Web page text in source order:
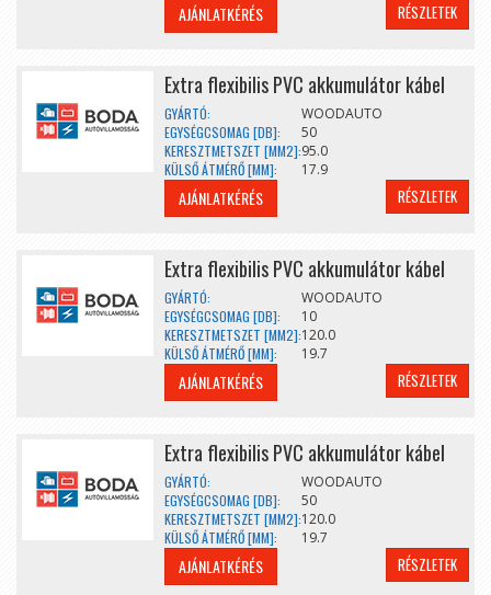
AJÁNLATKÉRÉS RÉSZLETEK
Extra flexibilis PVC akkumulátor kábel
GYÁRTÓ:
WOODAUTO
EGYSÉGCSOMAG [DB]:
50
KERESZTMETSZET [MM2]:95.0
KÜLSŐ ÁTMÉRŐ [MM]:
17.9
AJÁNLATKÉRÉS RÉSZLETEK
Extra flexibilis PVC akkumulátor kábel
GYÁRTÓ:
WOODAUTO
EGYSÉGCSOMAG [DB]:
10
KERESZTMETSZET [MM2]:120.0
KÜLSŐ ÁTMÉRŐ [MM]:
19.7
AJÁNLATKÉRÉS RÉSZLETEK
Extra flexibilis PVC akkumulátor kábel
GYÁRTÓ:
WOODAUTO
EGYSÉGCSOMAG [DB]:
50
KERESZTMETSZET [MM2]:120.0
KÜLSŐ ÁTMÉRŐ [MM]:
19.7
AJÁNLATKÉRÉS RÉSZLETEK